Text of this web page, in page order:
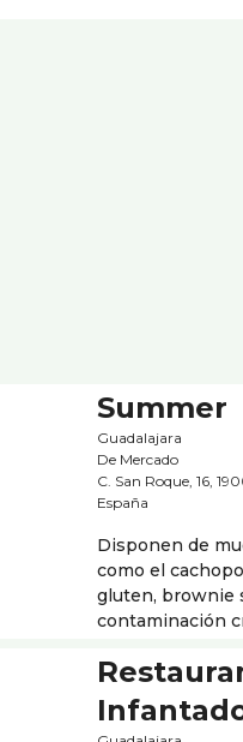
Summer
Guadalajara
De Mercado
C. San Roque, 16,
España
Disponen de
como el
gluten, brownie
contaminación